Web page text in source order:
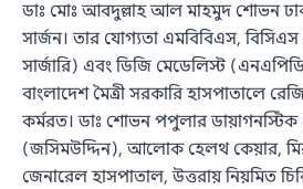
ডাঃ মোঃ আবদুল্লাহ আল মাহমুদ শোভন
সার্জন। তার যোগ্যতা এমবিবিএস,
সার্জারি) এবং ডিজি মেডেলিস্ট
বাংলাদেশ মৈত্রী সরকারি হাসপাতালে
কর্মরত। ডাঃ শোভন পপুলার ডায়াগনস্টিক
(জসিমউদ্দিন), আলোক হেলথ কেয়ার,
জেনারেল হাসপাতাল, উত্তরায় নিয়মিত